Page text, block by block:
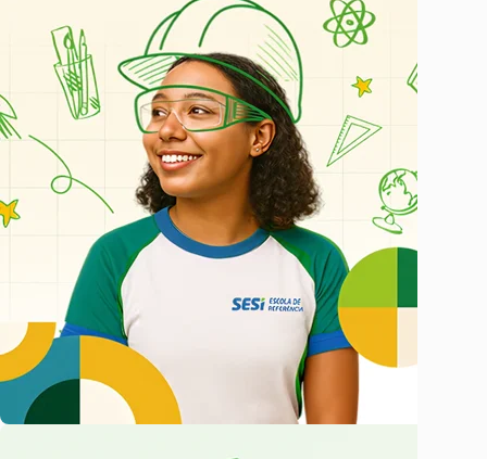
Educação de Jovens e Adultos
Toda flexibilidade que você precisa para conciliar estudos
e jornada de trabalho
Conheça nosso EJA